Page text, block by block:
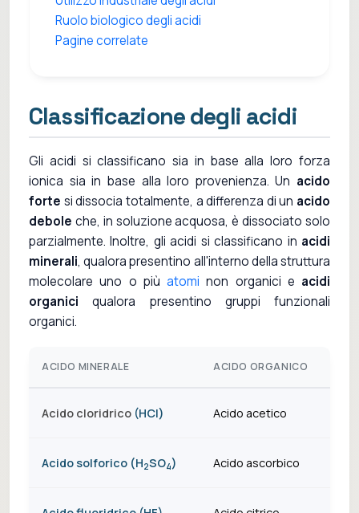
Ruolo biologico degli acidi
Pagine correlate
Classificazione degli acidi
Gli acidi si classificano sia in base alla loro forza
ionica sia in base alla loro provenienza. Un acido
forte si dissocia totalmente, a differenza di un acido
debole che, in soluzione acquosa, è dissociato solo
parzialmente. Inoltre, gli acidi si classificano in acidi
minerali, qualora presentino all'interno della struttura
molecolare uno o più atomi non organici e acidi
organici qualora presentino gruppi funzionali
organici.
ACIDO MINERALE ACIDO ORGANICO
Acido cloridrico (HCl) Acido acetico
Acido solforico (H2SO4) Acido ascorbico